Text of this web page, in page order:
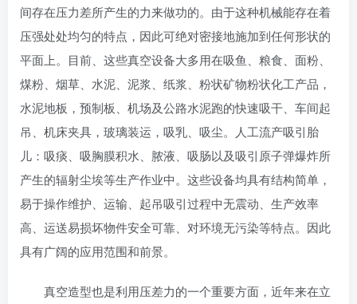
间存在压力差所产生的力来做功的。由于这种机械能存在着
压强处处均匀的特点，因此可绝对密接地施加到任何形状的
平面上。目前、这些真空设备大多用在吸鱼、粮食、面粉、
煤粉、烟草、水泥、泥浆、纸浆、粉状矿物粉状化工产品，
水泥地板，预制板、机场及公路水泥跑的快速吸干、车间起
吊、机床夹具，玻璃装运，吸乳、吸尘。人工流产吸引胎
儿：吸痰、吸胸膜积水、脓液、吸肠以及吸引原子弹爆炸所
产生的辐射尘埃等生产作业中。这些设备均具有结构简单，
易于操作维护、运输、起吊吸引过程中无震动、生产效率
高、运送易损坏物件安全可靠、对环境无污染等特点。因此
具有广阔的应用范围和前景。
真空造型也是利用压差力的一个重要方面，近年来在立